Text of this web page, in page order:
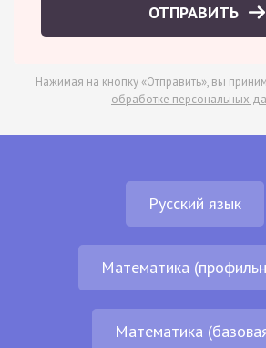
ОТПРАВИТЬ
Нажимая на кнопку «Отправить», вы
обработке персональных
Русский язык
Математика
Математика